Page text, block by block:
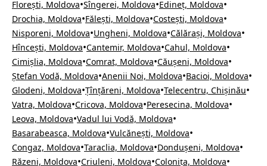
Florești, Moldova•Sîngerei, Moldova•Edineț, Moldova•
Drochia, Moldova•Fălești, Moldova•Costești, Moldova•
Nisporeni, Moldova•Ungheni, Moldova•Călărași, Moldova•
Hîncești, Moldova•Cantemir, Moldova•Cahul, Moldova•
Cimișlia, Moldova•Comrat, Moldova•Căușeni, Moldova•
Ștefan Vodă, Moldova•Anenii Noi, Moldova•Bacioi, Moldova•
Glodeni, Moldova•Țînțăreni, Moldova•Telecentru, Chișinău•
Vatra, Moldova•Cricova, Moldova•Peresecina, Moldova•
Leova, Moldova•Vadul lui Vodă, Moldova•
Basarabeasca, Moldova•Vulcănești, Moldova•
Congaz, Moldova•Taraclia, Moldova•Dondușeni, Moldova•
Răzeni, Moldova•Criuleni, Moldova•Colonița, Moldova•